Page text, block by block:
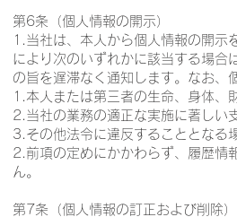
第6条（個人情報の開示）
1.当社は、本人から個人情報の開示
により次のいずれかに該当する場合
の旨を遅滞なく通知します。なお、
1.本人または第三者の生命、身体、
2.当社の業務の適正な実施に著しい
3.その他法令に違反することとなる
2.前項の定めにかかわらず、履歴情
ん。
第7条（個人情報の訂正および削除）